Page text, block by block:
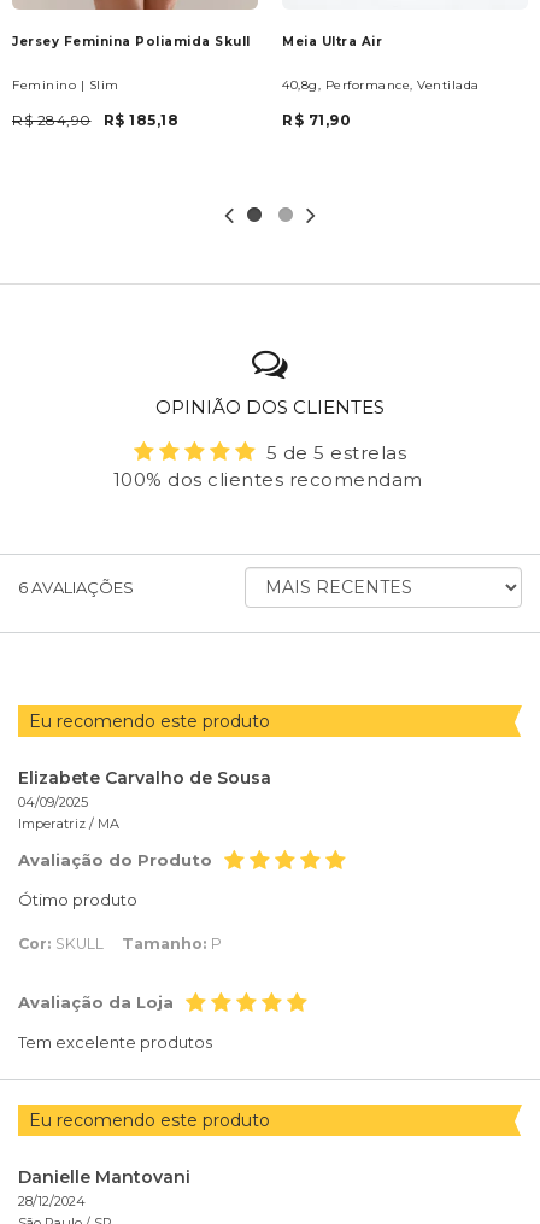
Jersey Feminina Poliamida Skull
Feminino | Slim
R$ 284,90 R$ 185,18
Meia Ultra Air
40,8g, Performance, Ventilada
R$ 71,90
OPINIÃO DOS CLIENTES
5 de 5 estrelas
100% dos clientes recomendam
6AVALIAÇÕES ORDENAR AVALIAÇÕES POR
Eu recomendo este produto
Elizabete Carvalho de Sousa
04/09/2025
Imperatriz / MA
Avaliação do Produto
Ótimo produto
Cor: SKULL Tamanho: P
Avaliação da Loja
Tem excelente produtos
Eu recomendo este produto
Danielle Mantovani
28/12/2024